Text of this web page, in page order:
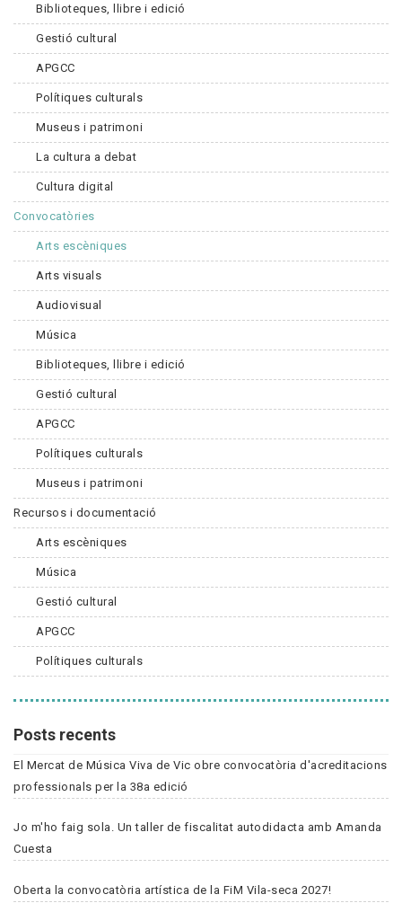
Biblioteques, llibre i edició
Gestió cultural
APGCC
Polítiques culturals
Museus i patrimoni
La cultura a debat
Cultura digital
Convocatòries
Arts escèniques
Arts visuals
Audiovisual
Música
Biblioteques, llibre i edició
Gestió cultural
APGCC
Polítiques culturals
Museus i patrimoni
Recursos i documentació
Arts escèniques
Música
Gestió cultural
APGCC
Polítiques culturals
Posts recents
El Mercat de Música Viva de Vic obre convocatòria d'acreditacions
professionals per la 38a edició
Jo m'ho faig sola. Un taller de fiscalitat autodidacta amb Amanda
Cuesta
Oberta la convocatòria artística de la FiM Vila-seca 2027!